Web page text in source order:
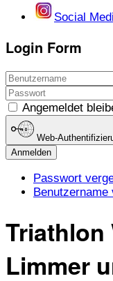
Social
Login Form
Angemeldet
Web-
Anmelden
Passwort
Benutzername
Triathlon
Limmer